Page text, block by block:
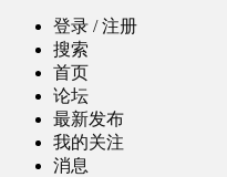
登录 / 注册
搜索
首页
论坛
最新发布
我的关注
消息